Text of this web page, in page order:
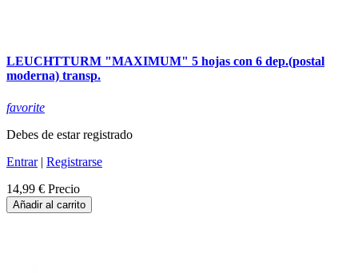
LEUCHTTURM "MAXIMUM" 5 hojas con 6 dep.(postal
moderna) transp.
favorite
Debes de estar registrado
Entrar| Registrarse
14,99 € Precio
Añadir al carrito